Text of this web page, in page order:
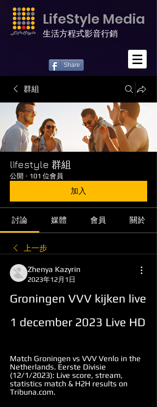
LifeStyle Media
生活方程式影音行銷
Share
群組
lifestyle 群組
公開 · 101 位會員
加入
討論 媒體 會員 關於
上一步
Zhenya Kazyrin
2023年12月1日
Groningen VVV kijken live
1 december 2023 Live HD
Match Groningen vs VVV Venlo in the
Netherlands. Eerste Divisie
(12/1/2023): Live score, stream,
statistics match & H2H results on
Tribuna.com.